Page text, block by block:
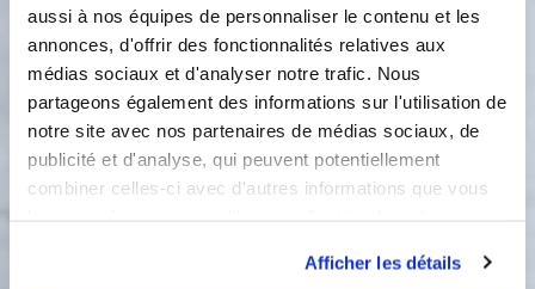
aussi à nos équipes de personnaliser le contenu et les
annonces, d'offrir des fonctionnalités relatives aux
médias sociaux et d'analyser notre trafic. Nous
partageons également des informations sur l'utilisation de
notre site avec nos partenaires de médias sociaux, de
publicité et d'analyse, qui peuvent potentiellement
combiner celles-ci avec d'autres informations que vous
Afficher les détails
solide). Mettre au congélateur pour 6
heures.
3
Préparez le sirop Mettre à chauffer
au bouillon les 50 grammes d'eau et
les 50 grammes de sucre , puis
incorporez le Rhum. Pour la mousse
Montez la crème en chantilly et
marie. Incorporez la crème au